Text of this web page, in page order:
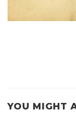
YOU MIGHT